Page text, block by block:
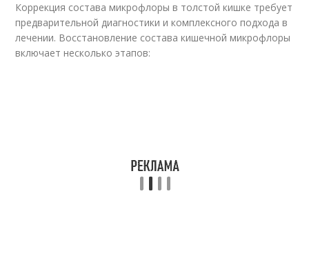
Коррекция состава микрофлоры в толстой кишке требует
предварительной диагностики и комплексного подхода в
лечении. Восстановление состава кишечной микрофлоры
включает несколько этапов: